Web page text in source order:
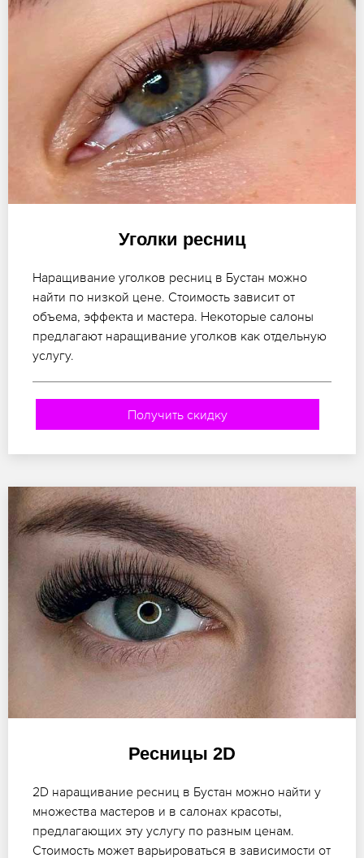
Уголки ресниц
Наращивание уголков ресниц в Бустан можно
найти по низкой цене. Стоимость зависит от
объема, эффекта и мастера. Некоторые салоны
предлагают наращивание уголков как отдельную
услугу.
Получить скидку
Ресницы 2D
2D наращивание ресниц в Бустан можно найти у
множества мастеров и в салонах красоты,
предлагающих эту услугу по разным ценам.
Стоимость может варьироваться в зависимости от